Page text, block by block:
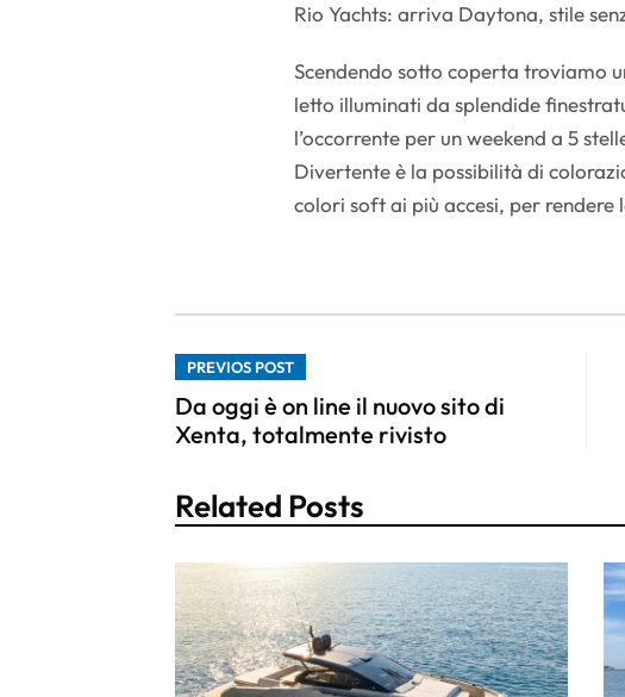
Rio Yachts: arriva Daytona, stile
Scendendo sotto coperta troviamo
letto illuminati da splendide
l’occorrente per un weekend a 5
Divertente è la possibilità di
colori soft ai più accesi, per rendere
PREVIOS POST
Da oggi è on line il nuovo sito di
Xenta, totalmente rivisto
Related Posts